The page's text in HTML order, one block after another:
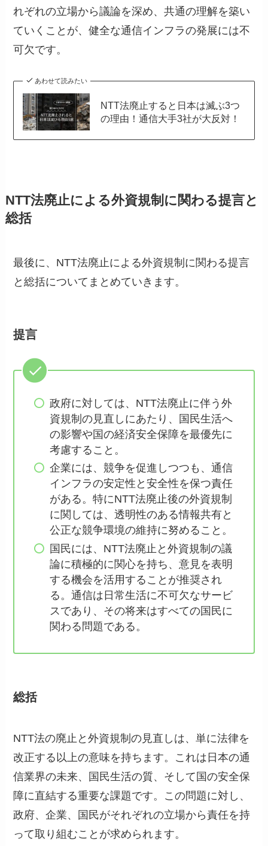
れぞれの立場から議論を深め、共通の理解を築い
ていくことが、健全な通信インフラの発展には不
可欠です。
あわせて読みたい
NTT法廃止すると日本は滅ぶ3つ
の理由！通信大手3社が大反対！
NTT法廃止による外資規制に関わる提言と
総括
最後に、NTT法廃止による外資規制に関わる提言
と総括についてまとめていきます。
提言
政府に対しては、NTT法廃止に伴う外
資規制の見直しにあたり、国民生活へ
の影響や国の経済安全保障を最優先に
考慮すること。
企業には、競争を促進しつつも、通信
インフラの安定性と安全性を保つ責任
がある。特にNTT法廃止後の外資規制
に関しては、透明性のある情報共有と
公正な競争環境の維持に努めること。
国民には、NTT法廃止と外資規制の議
論に積極的に関心を持ち、意見を表明
する機会を活用することが推奨され
る。通信は日常生活に不可欠なサービ
スであり、その将来はすべての国民に
関わる問題である。
総括
NTT法の廃止と外資規制の見直しは、単に法律を
改正する以上の意味を持ちます。これは日本の通
信業界の未来、国民生活の質、そして国の安全保
障に直結する重要な課題です。この問題に対し、
政府、企業、国民がそれぞれの立場から責任を持
って取り組むことが求められます。